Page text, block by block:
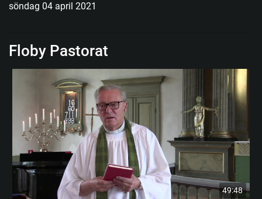
söndag 04 april 2021
Floby Pastorat
49:48